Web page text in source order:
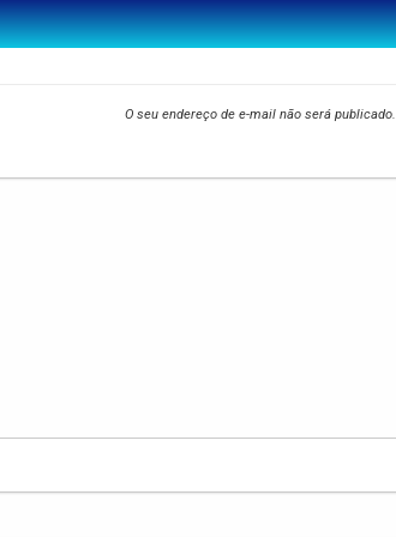
O seu endereço de e-mail não será publicado.